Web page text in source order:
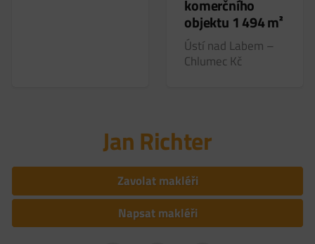
komerčního
objektu 1 494 m²
Ústí nad Labem –
Chlumec Kč
Jan Richter
Zavolat makléři
Napsat makléři